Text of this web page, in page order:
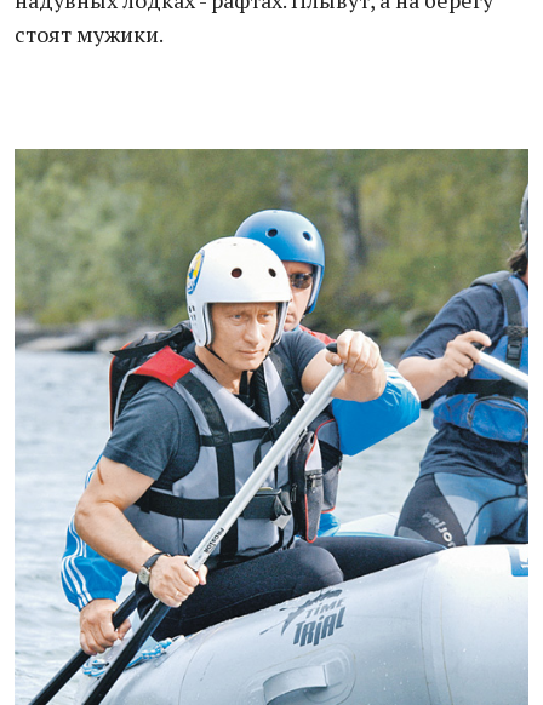
стоят мужики.